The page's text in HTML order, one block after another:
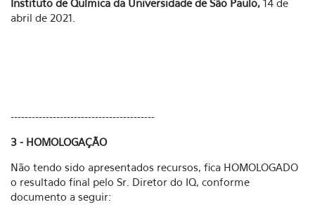
Instituto de Química da Universidade de São Paulo, 14 de
abril de 2021.
-----------------------------------------
3 - HOMOLOGAÇÃO
Não tendo sido apresentados recursos, fica HOMOLOGADO
o resultado final pelo Sr. Diretor do IQ, conforme
documento a seguir: